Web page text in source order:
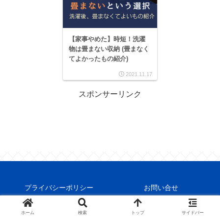
【家事やめた】時短！洗濯
物は畳まない収納 (畳まなく
てよかったもの紹介)
2021.11.17
スポンサーリンク
プライバシーポリシー お問い合せ
© 2022 さぼてんビジネス 得するノウハウ勉強帳.
ホーム 検索 トップ サイドバー